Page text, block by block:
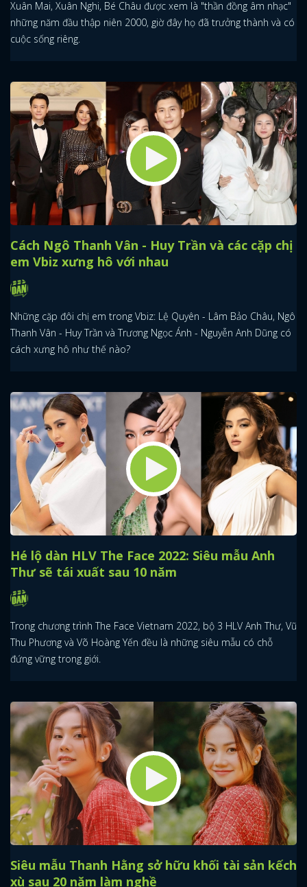
Xuân Mai, Xuân Nghi, Bé Châu được xem là "thần đồng âm nhạc"
những năm đầu thập niên 2000, giờ đây họ đã trưởng thành và có
cuộc sống riêng.
Cách Ngô Thanh Vân - Huy Trần và các cặp chị
em Vbiz xưng hô với nhau
Những cặp đôi chị em trong Vbiz: Lệ Quyên - Lâm Bảo Châu, Ngô
Thanh Vân - Huy Trần và Trương Ngọc Ánh - Nguyễn Anh Dũng có
cách xưng hô như thế nào?
Hé lộ dàn HLV The Face 2022: Siêu mẫu Anh
Thư sẽ tái xuất sau 10 năm
Trong chương trình The Face Vietnam 2022, bộ 3 HLV Anh Thư, Vũ
Thu Phương và Võ Hoàng Yến đều là những siêu mẫu có chỗ
đứng vững trong giới.
Siêu mẫu Thanh Hằng sở hữu khối tài sản kếch
xù sau 20 năm làm nghề